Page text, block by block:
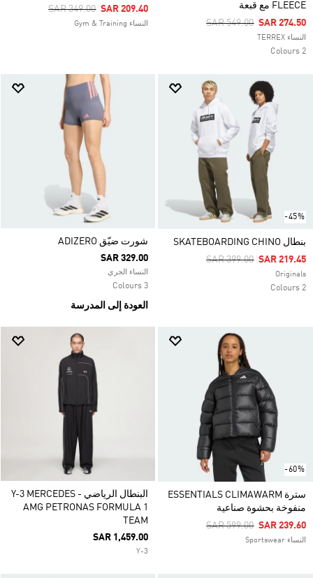
FLEECE مع قبعة
Price Reduced From
SAR 549.00ToSAR 274.50
النساء TERREX
2 Colours
Price Reduced From
SAR 349.00ToSAR 209.40
النساء Gym & Training
-45%
بنطال SKATEBOARDING CHINO
Price Reduced From
SAR 399.00ToSAR 219.45
Originals
2 Colours
شورت ضيّق ADIZERO
SAR 329.00
النساء الجري
3 Colours
العودة إلى المدرسة
-60%
سترة ESSENTIALS CLIMAWARM
منفوخة بحشوة صناعية
Price Reduced From
SAR 599.00ToSAR 239.60
النساء Sportswear
البنطال الرياضي Y-3 MERCEDES -
AMG PETRONAS FORMULA 1
TEAM
SAR 1,459.00
Y-3